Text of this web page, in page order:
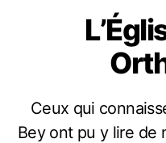
Ceux qui
Bey ont pu y lire de